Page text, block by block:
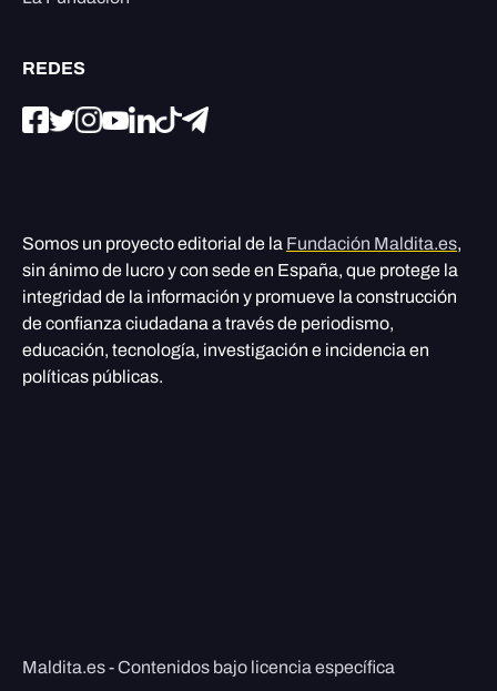
REDES
Somos un proyecto editorial de la Fundación Maldita.es,
sin ánimo de lucro y con sede en España, que protege la
integridad de la información y promueve la construcción
de confianza ciudadana a través de periodismo,
educación, tecnología, investigación e incidencia en
políticas públicas.
Maldita.es - Contenidos bajo licencia específica